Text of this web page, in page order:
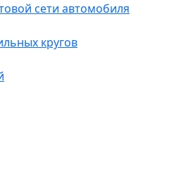
сети автомобиля
кругов